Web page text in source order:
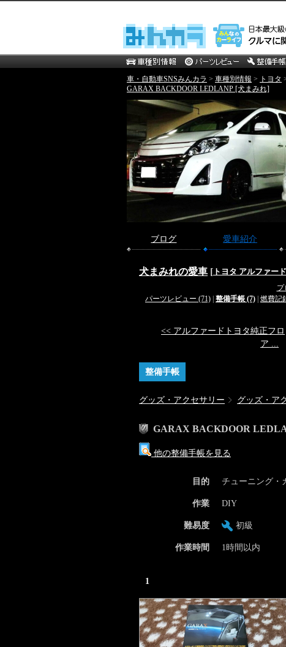
車・自動車SNSみんカラ > 車種別情報 > トヨタ
GARAX BACKDOOR LEDLANP [犬まみれ]
ブログ 愛車紹介
犬まみれの愛車 [ トヨタ アルファー
プ
パーツレビュー (71) 整備手帳 (7) 燃費記
<< アルファードトヨタ純正フロ
ア ...
整備手帳
グッズ・アクセサリー グッズ・ア
GARAX BACKDOOR
他の整備手帳を見る
目的 チューニング・
作業 DIY
難易度 初級
作業時間 1時間以内
1